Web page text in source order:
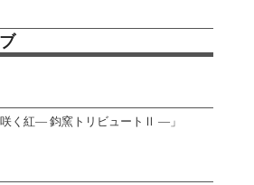
く紅― 鈞窯トリビュートⅡ ―」